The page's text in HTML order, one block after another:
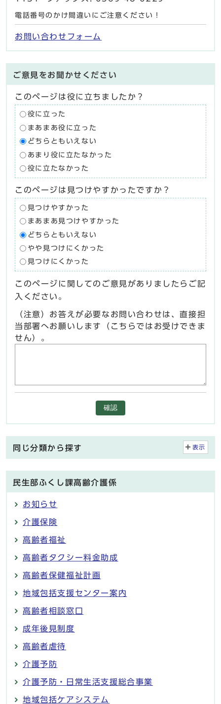
電話番号のかけ間違いにご注意ください！
お問い合わせフォーム
ご意見をお聞かせください
このページは役に立ちましたか？
役に立った
まあまあ役に立った
どちらともいえない
あまり役に立たなかった
役に立たなかった
このページは見つけやすかったですか？
見つけやすかった
まあまあ見つけやすかった
どちらともいえない
やや見つけにくかった
見つけにくかった
このページに関してのご意見がありましたらご記
入ください。
（注意）お答えが必要なお問い合わせは、直接担
当部署へお願いします（こちらではお受けできま
せん）。
確認
同じ分類から探す 表示
民生部ふくし課高齢介護係
お知らせ
介護保険
高齢者福祉
高齢者タクシー料金助成
高齢者保健福祉計画
地域包括支援センター案内
高齢者相談窓口
成年後見制度
高齢者虐待
介護予防
介護予防・日常生活支援総合事業
地域包括ケアシステム